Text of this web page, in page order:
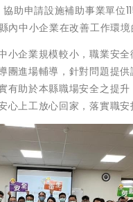
助申請設施補助事業單位
內中小企業在改善工作環境
小企業規模較小，職業安
團進場輔導，針對問題提
有助於本縣職場安全之提
心上工放心回家，落實職安